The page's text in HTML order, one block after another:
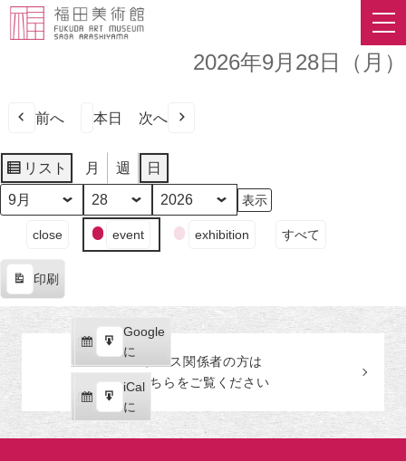
2026年9月28日（月）
前へ 本日 次へ
リスト
表
示
月 週 日
月
日
年
ン
の
カ
テ
ゴ
close event exhibition すべて
印刷
示
Google
で
購
読
iCal
で
購
読
Google
に
エ
ク
ス
ポ
iCal
に
エ
ク
プレス関係者の方は
こちらをご覧ください